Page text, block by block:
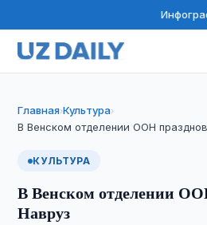
Главная›Культура›
В Венском отделении ООН
КУЛЬТУРА
В Венском отделении
Навруз